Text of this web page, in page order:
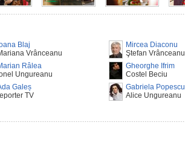
Blaj
Vrânceanu
Mircea Diaconu
Ştefan Vrânceanu
Râlea
Ungureanu
Gheorghe Ifrim
Costel Beciu
Galeș
TV
Gabriela Popescu
Alice Ungureanu